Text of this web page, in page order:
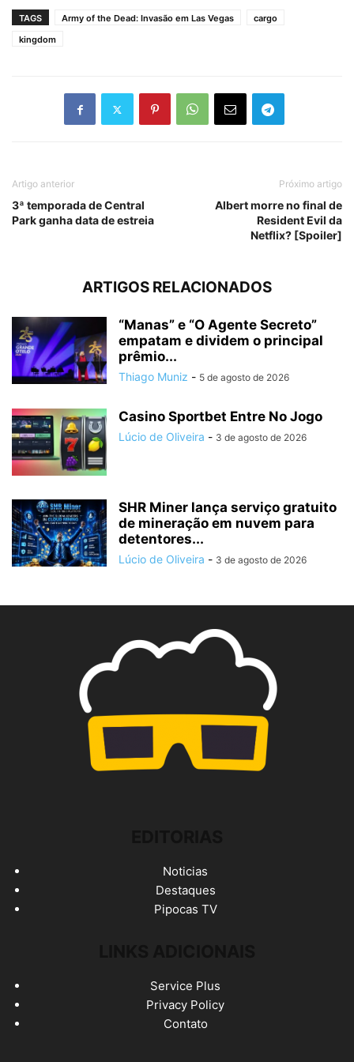
TAGS Army of the Dead: Invasão em Las Vegas
cargo
kingdom
Artigo anterior
3ª temporada de Central
Park ganha data de estreia
Próximo artigo
Albert morre no final de
Resident Evil da
Netflix? [Spoiler]
ARTIGOS RELACIONADOS
“Manas” e “O Agente Secreto”
empatam e dividem o principal
prêmio...
Thiago Muniz - 5 de agosto de 2026
Casino Sportbet Entre No Jogo
Lúcio de Oliveira - 3 de agosto de 2026
SHR Miner lança serviço gratuito
de mineração em nuvem para
detentores...
Lúcio de Oliveira - 3 de agosto de 2026
Noticias
Destaques
Pipocas TV
Service Plus
Privacy Policy
Contato